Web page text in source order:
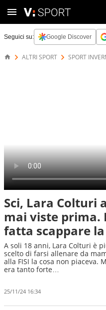
Seguici su: Google Discover
ALTRI SPORT SPORT
Sci, Lara Colturi
mai viste prima.
fatta scappare
A soli 18 anni, Lara Colturi è
scelto di farsi allenare da
alla FISI la cosa non piaceva.
era tanto forte…
25/11/24 16:34